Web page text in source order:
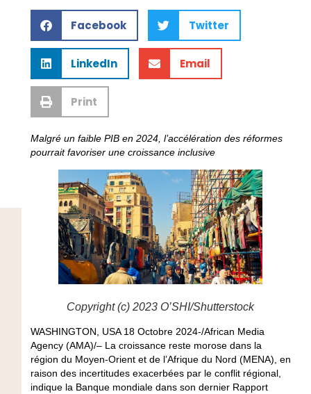
Facebook Twitter
LinkedIn Email
Print
Malgré un faible PIB en 2024, l’accélération des réformes
pourrait favoriser une croissance inclusive
Copyright (c) 2023 O’SHI/Shutterstock
WASHINGTON, USA 18 Octobre 2024-/African Media
Agency (AMA)/– La croissance reste morose dans la
région du Moyen-Orient et de l’Afrique du Nord (MENA), en
raison des incertitudes exacerbées par le conflit régional,
indique la Banque mondiale dans son dernier Rapport